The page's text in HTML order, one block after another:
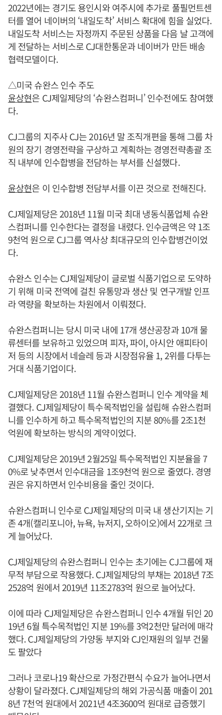
2022년에는 경기도 용인시와 여주시에 추가로 풀필먼트센
터를 열어 네이버의 ‘내일도착’ 서비스 확대에 힘을 실었다.
내일도착 서비스는 자정까지 주문된 상품을 다음 날 고객에
게 전달하는 서비스로 CJ대한통운과 네이버가 만든 배송
협력모델이다.
△미국 슈완스 인수 주도
윤상현은 CJ제일제당의 ‘슈완스컴퍼니’ 인수전에도 참여했
다.
CJ그룹의 지주사 CJ는 2016년 말 조직개편을 통해 그룹 차
원의 장기 경영전략을 구상하고 계획하는 경영전략총괄 조
직 내부에 인수합병을 전담하는 부서를 신설했다.
윤상현은 이 인수합병 전담부서를 이끈 것으로 전해진다.
CJ제일제당은 2018년 11월 미국 최대 냉동식품업체 슈완
스컴퍼니를 인수한다는 결정을 내렸다. 인수금액은 약 1조
9천억 원으로 CJ그룹 역사상 최대규모의 인수합병건이었
다.
슈완스 인수는 CJ제일제당이 글로벌 식품기업으로 도약하
기 위해 미국 전역에 걸친 유통망과 생산 및 연구개발 인프
라 역량을 확보하는 차원에서 이뤄졌다.
슈완스컴퍼니는 당시 미국 내에 17개 생산공장과 10개 물
류센터를 보유하고 있었으며 피자, 파이, 아시안 애피타이
저 등의 시장에서 네슬레 등과 시장점유율 1, 2위를 다투는
거대 식품기업이다.
CJ제일제당은 2018년 11월 슈완스컴퍼니 인수 계약을 체
결했다. CJ제일제당이 특수목적법인을 설립해 슈완스컴퍼
니를 인수하게 하고 특수목적법인의 지분 80%를 2조1천
억원에 확보하는 방식의 계약이었다.
CJ제일제당은 2019년 2월25일 특수목적법인 지분율을 7
0%로 낮추면서 인수대금을 1조9천억 원으로 줄였다. 경영
권은 유지하면서 인수비용을 줄인 것이다.
슈완스컴퍼니 인수로 CJ제일제당의 미국 내 생산기지는 기
존 4개(캘리포니아, 뉴욕, 뉴저지, 오하이오)에서 22개로 크
게 늘어났다.
CJ제일제당의 슈완스컴퍼니 인수는 초기에는 CJ그룹에 재
무적 부담으로 작용했다. CJ제일제당의 부채는 2018년 7조
2528억 원에서 2019년 11조2783억 원으로 늘어났다.
이에 따라 CJ제일제당은 슈완스컴퍼니 인수 4개월 뒤인 20
19년 6월 특수목적법인 지분 19%를 3억2천만 달러에 매각
했다. CJ제일제당의 가양동 부지와 CJ인재원의 일부 건물
도 팔았다
그러나 코로나19 확산으로 가정간편식 수요가 늘어나면서
상황이 달라졌다. CJ제일제당의 해외 가공식품 매출이 201
8년 7천억 원대에서 2021년 4조3600억 원대로 급증했기